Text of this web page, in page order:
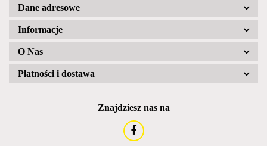
Dane adresowe
Informacje
O Nas
Płatności i dostawa
Znajdziesz nas na